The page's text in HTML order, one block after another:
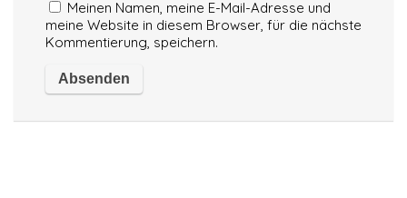
Meinen Namen, meine E-Mail-Adresse und
meine Website in diesem Browser, für die nächste
Kommentierung, speichern.